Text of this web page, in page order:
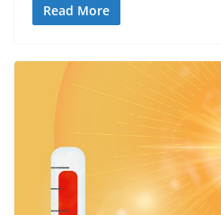
Read More